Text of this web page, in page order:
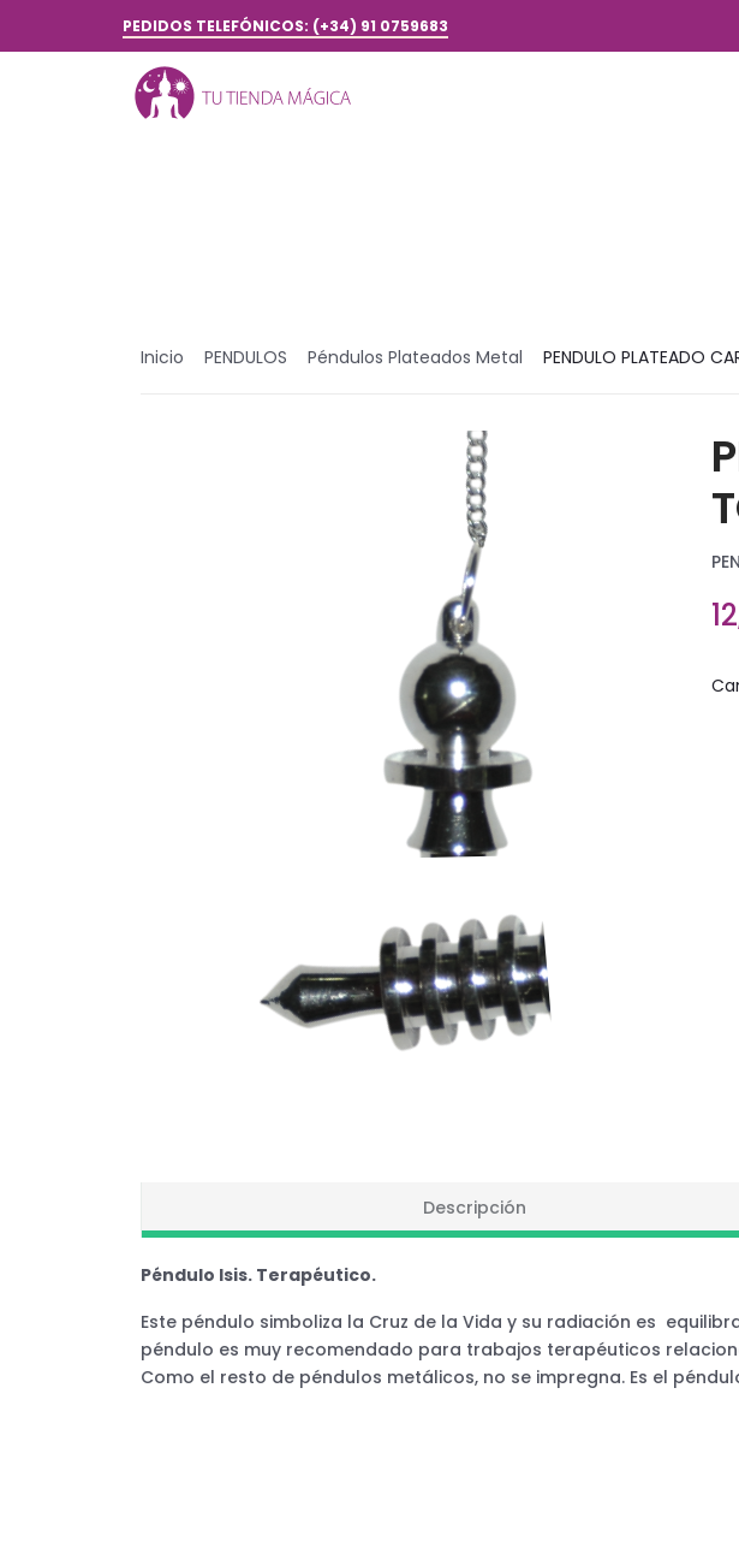
PEDIDOS TELEFÓNICOS: (+34) 91 0759683
Inicio PENDULOS Péndulos Plateados Metal PENDULO PLATEADO
Descripción
Péndulo Isis. Terapéutico.
Este péndulo simboliza la Cruz de la Vida y su radiación es
péndulo es muy recomendado para trabajos terapéuticos
Como el resto de péndulos metálicos, no se impregna. Es el